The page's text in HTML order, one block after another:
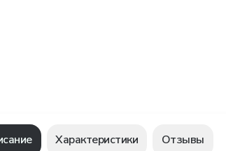
Характеристики Отзывы